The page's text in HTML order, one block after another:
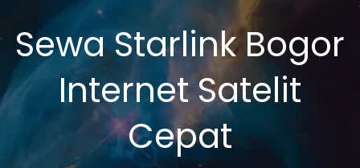
Sewa Starlink Bogor
Internet Satelit
Cepat